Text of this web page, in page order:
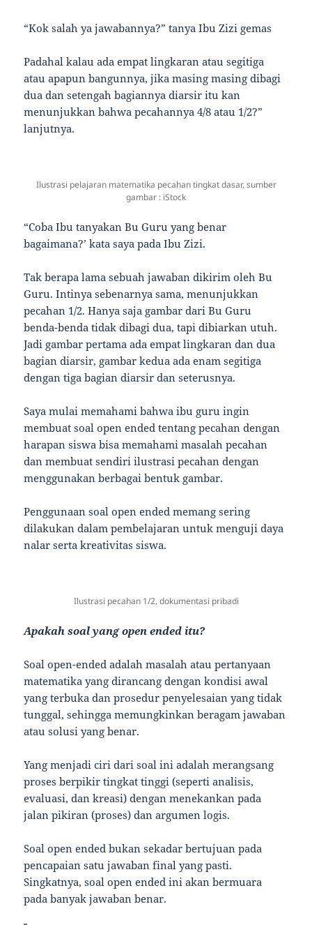
“Kok salah ya jawabannya?” tanya Ibu Zizi gemas
Padahal kalau ada empat lingkaran atau segitiga
atau apapun bangunnya, jika masing masing dibagi
dua dan setengah bagiannya diarsir itu kan
menunjukkan bahwa pecahannya 4/8 atau 1/2?”
lanjutnya.
Ilustrasi pelajaran matematika pecahan tingkat dasar, sumber
gambar : iStock
“Coba Ibu tanyakan Bu Guru yang benar
bagaimana?’ kata saya pada Ibu Zizi.
Tak berapa lama sebuah jawaban dikirim oleh Bu
Guru. Intinya sebenarnya sama, menunjukkan
pecahan 1/2. Hanya saja gambar dari Bu Guru
benda-benda tidak dibagi dua, tapi dibiarkan utuh.
Jadi gambar pertama ada empat lingkaran dan dua
bagian diarsir, gambar kedua ada enam segitiga
dengan tiga bagian diarsir dan seterusnya.
Saya mulai memahami bahwa ibu guru ingin
membuat soal open ended tentang pecahan dengan
harapan siswa bisa memahami masalah pecahan
dan membuat sendiri ilustrasi pecahan dengan
menggunakan berbagai bentuk gambar.
Penggunaan soal open ended memang sering
dilakukan dalam pembelajaran untuk menguji daya
nalar serta kreativitas siswa.
Ilustrasi pecahan 1/2, dokumentasi pribadi
Apakah soal yang open ended itu?
Soal open-ended adalah masalah atau pertanyaan
matematika yang dirancang dengan kondisi awal
yang terbuka dan prosedur penyelesaian yang tidak
tunggal, sehingga memungkinkan beragam jawaban
atau solusi yang benar.
Yang menjadi ciri dari soal ini adalah merangsang
proses berpikir tingkat tinggi (seperti analisis,
evaluasi, dan kreasi) dengan menekankan pada
jalan pikiran (proses) dan argumen logis.
Soal open ended bukan sekadar bertujuan pada
pencapaian satu jawaban final yang pasti.
Singkatnya, soal open ended ini akan bermuara
pada banyak jawaban benar.